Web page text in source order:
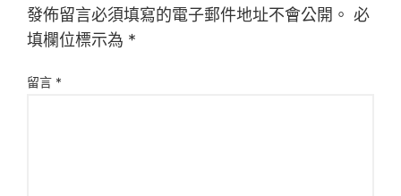
發佈留言必須填寫的電子郵件地址不會公開。 必
填欄位標示為 *
留言 *